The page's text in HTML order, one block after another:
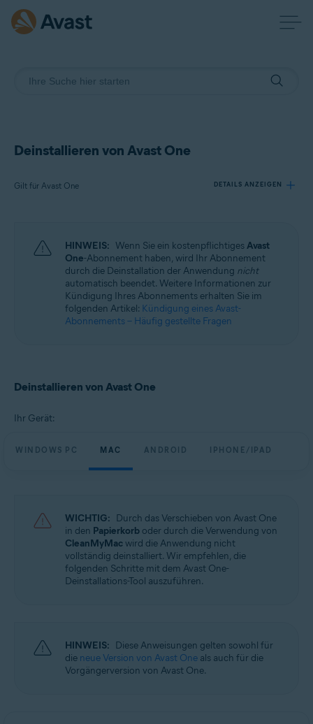
Deinstallieren von Avast One
Gilt für Avast One DETAILS ANZEIGEN
Avast One
Betriebssysteme:
Windows, macOS, Android und iOS
HINWEIS: Wenn Sie ein kostenpflichtigesAvast
One-Abonnement haben, wird Ihr Abonnement
durch die Deinstallation der Anwendung nicht
automatisch beendet. Weitere Informationen zur
Kündigung Ihres Abonnements erhalten Sie im
folgenden Artikel: Kündigung eines Avast-
Abonnements – Häufig gestellte Fragen
Deinstallieren von Avast One
Ihr Gerät:
WINDOWS PC MAC ANDROID IPHONE/IPAD
WICHTIG: Durch das Verschieben von Avast One
in den Papierkorb oder durch die Verwendung von
CleanMyMac wird die Anwendung nicht
vollständig deinstalliert. Wir empfehlen, die
folgenden Schritte mit dem Avast One-
Deinstallations-Tool auszuführen.
HINWEIS: Diese Anweisungen gelten sowohl für
die neue Version von Avast One als auch für die
Vorgängerversion von Avast One.